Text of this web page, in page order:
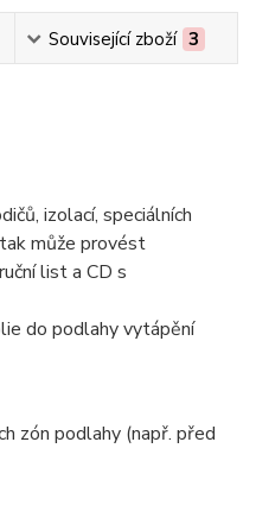
Související zboží 3
izolací, speciálních
může provést
list a CD s
zón podlahy (např. před